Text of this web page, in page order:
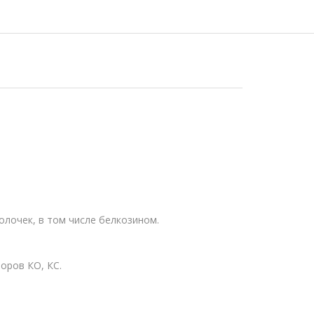
в том числе белкозином.
КО, КС.